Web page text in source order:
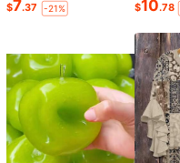
$7.37 -21% $10.78